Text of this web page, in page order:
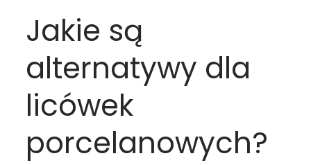
Jakie są
alternatywy dla
licówek
porcelanowych?